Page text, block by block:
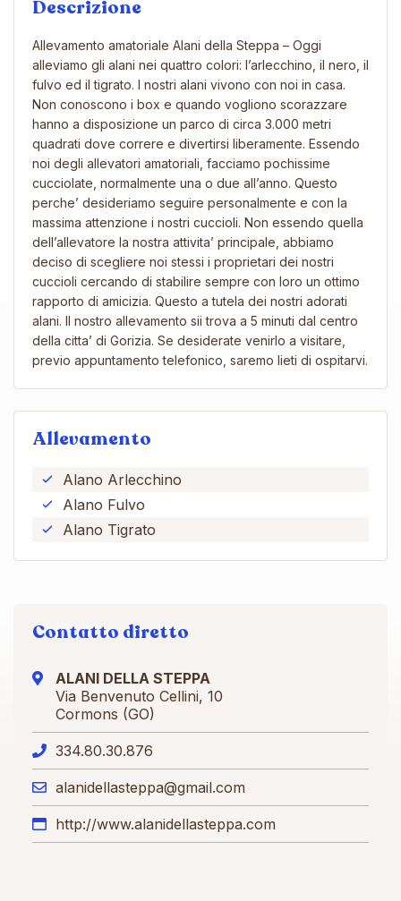
Descrizione
Allevamento amatoriale Alani della Steppa – Oggi
alleviamo gli alani nei quattro colori: l’arlecchino, il nero, il
fulvo ed il tigrato. I nostri alani vivono con noi in casa.
Non conoscono i box e quando vogliono scorazzare
hanno a disposizione un parco di circa 3.000 metri
quadrati dove correre e divertirsi liberamente. Essendo
noi degli allevatori amatoriali, facciamo pochissime
cucciolate, normalmente una o due all’anno. Questo
perche’ desideriamo seguire personalmente e con la
massima attenzione i nostri cuccioli. Non essendo quella
dell’allevatore la nostra attivita’ principale, abbiamo
deciso di scegliere noi stessi i proprietari dei nostri
cuccioli cercando di stabilire sempre con loro un ottimo
rapporto di amicizia. Questo a tutela dei nostri adorati
alani. Il nostro allevamento sii trova a 5 minuti dal centro
della citta’ di Gorizia. Se desiderate venirlo a visitare,
previo appuntamento telefonico, saremo lieti di ospitarvi.
Allevamento
Alano Arlecchino
Alano Fulvo
Alano Tigrato
Contatto diretto
ALANI DELLA STEPPA
Via Benvenuto Cellini, 10
Cormons (GO)
334.80.30.876
alanidellasteppa@gmail.com
http://www.alanidellasteppa.com